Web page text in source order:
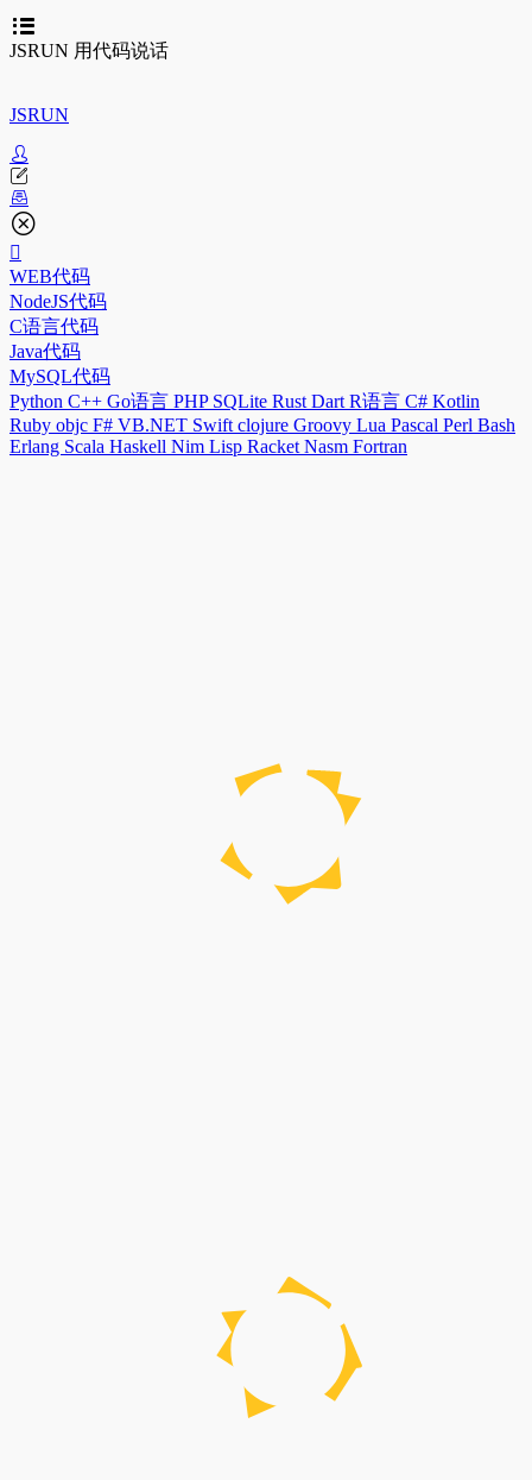
JSRUN 用代码说话
JSRUN
WEB代码
NodeJS代码
C语言代码
Java代码
MySQL代码
Python C++ Go语言 PHP SQLite Rust Dart R语言 C# Kotlin
Ruby objc F# VB.NET Swift clojure Groovy Lua Pascal Perl Bash
Erlang Scala Haskell Nim Lisp Racket Nasm Fortran